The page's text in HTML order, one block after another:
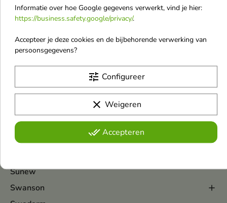
SkinTra
So!Flow
Soraya
Stars from The Stars Makeup
Stars from The Stars Nails
Sunew
Swanson
Informatie over hoe Google gegevens verwerkt, vind je hier:
https://business.safety.google/privacy/.
Accepteer je deze cookies en de bijbehorende verwerking van
persoonsgegevens?
tune Configureer
clear Weigeren
done_all Accepteren